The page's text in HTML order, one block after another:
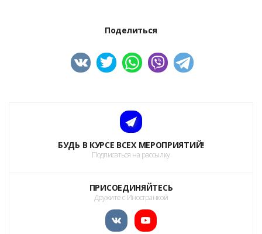
Поделиться
БУДЬ В КУРСЕ ВСЕХ МЕРОПРИЯТИЙ!
Подписаться на рассылку
ПРИСОЕДИНЯЙТЕСЬ
Дружите с Иностранкой